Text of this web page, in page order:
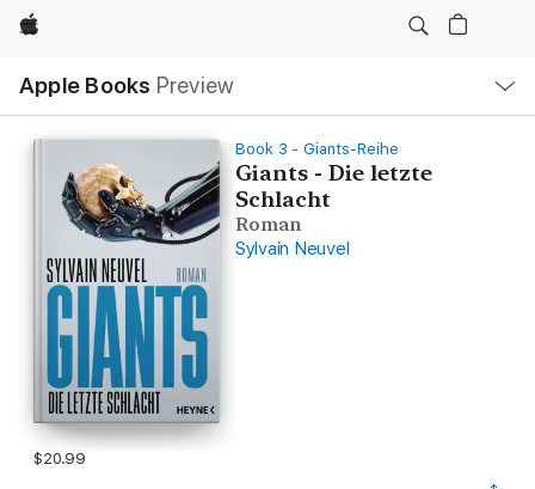
Apple
Apple Books Preview
Nav
Open
Menu
Book 3 - Giants-Reihe
Giants - Die letzte
Schlacht
Roman
Sylvain Neuvel
$20.99